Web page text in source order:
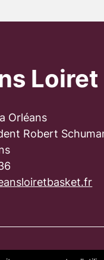
Orléans
Robert